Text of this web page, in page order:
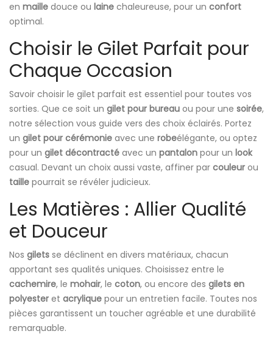
en maille douce ou laine chaleureuse, pour un confort
optimal.
Choisir le Gilet Parfait pour
Chaque Occasion
Savoir choisir le gilet parfait est essentiel pour toutes vos
sorties. Que ce soit un gilet pour bureau ou pour une soirée,
notre sélection vous guide vers des choix éclairés. Portez
un gilet pour cérémonie avec une robeélégante, ou optez
pour un gilet décontracté avec un pantalon pour un look
casual. Devant un choix aussi vaste, affiner par couleur ou
taille pourrait se révéler judicieux.
Les Matières : Allier Qualité
et Douceur
Nos gilets se déclinent en divers matériaux, chacun
apportant ses qualités uniques. Choisissez entre le
cachemire, le mohair, le coton, ou encore des gilets en
polyester et acrylique pour un entretien facile. Toutes nos
pièces garantissent un toucher agréable et une durabilité
remarquable.